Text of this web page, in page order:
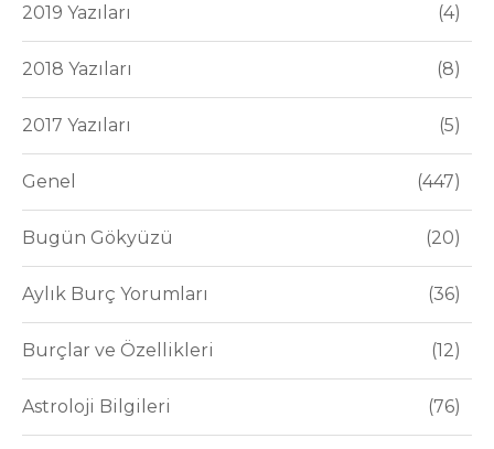
2019 Yazıları 4
2018 Yazıları 8
2017 Yazıları 5
Genel 447
Bugün Gökyüzü 20
Aylık Burç Yorumları 36
Burçlar ve Özellikleri 12
Astroloji Bilgileri 76